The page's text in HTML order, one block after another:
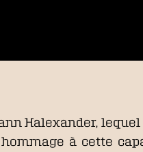
Halexander,
à cette